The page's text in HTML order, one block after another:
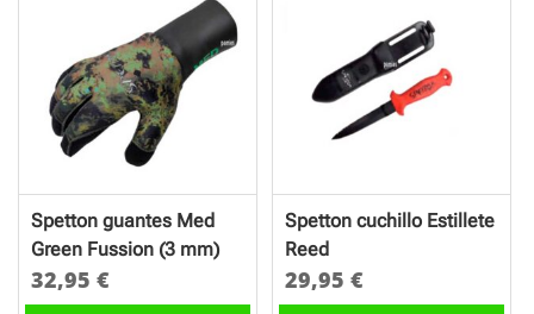
variantes.
Las
opciones
se
pueden
elegir
página
de
variantes.
Las
opciones
se
en
de
Spetton guantes Med
Green Fussion (3 mm)
32,95 €
Spetton cuchillo Estillete
Reed
29,95€